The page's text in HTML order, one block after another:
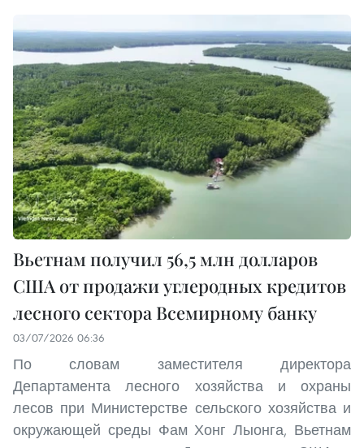
Вьетнам получил 56,5 млн долларов
США от продажи углеродных кредитов
лесного сектора Всемирному банку
03/07/2026 06:36
По словам заместителя директора
Департамента лесного хозяйства и охраны
лесов при Министерстве сельского хозяйства и
окружающей среды Фам Хонг Лыонга, Вьетнам